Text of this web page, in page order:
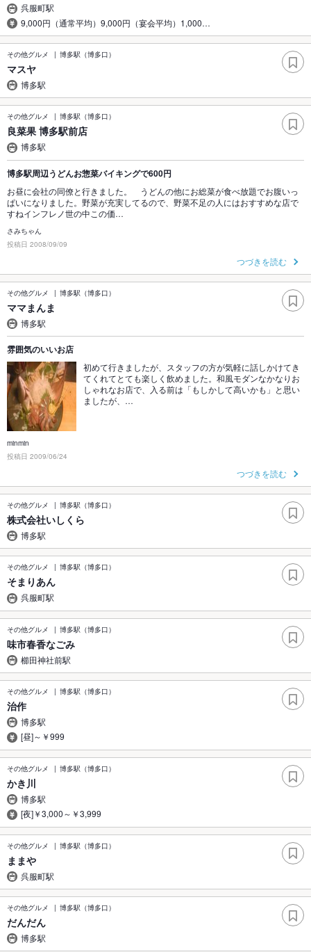
呉服町駅
9,000円（通常平均）9,000円（宴会平均）1,000…
その他グルメ 博多駅（博多口）
マスヤ
博多駅
その他グルメ 博多駅（博多口）
良菜果 博多駅前店
博多駅
博多駅周辺うどんお惣菜バイキングで600円
お昼に会社の同僚と行きました。 うどんの他にお総菜が食べ放題でお腹いっ
ぱいになりました。野菜が充実してるので、野菜不足の人にはおすすめな店で
すねインフレノ世の中この価…
さみちゃん
投稿日 2008/09/09
つづきを読む
その他グルメ 博多駅（博多口）
ママまんま
博多駅
雰囲気のいいお店
初めて行きましたが、スタッフの方が気軽に話しかけてき
てくれてとても楽しく飲めました。和風モダンなかなりお
しゃれなお店で、入る前は「もしかして高いかも」と思い
ましたが、…
minmin
投稿日 2009/06/24
つづきを読む
その他グルメ 博多駅（博多口）
株式会社いしくら
博多駅
その他グルメ 博多駅（博多口）
そまりあん
呉服町駅
その他グルメ 博多駅（博多口）
味市春香なごみ
櫛田神社前駅
その他グルメ 博多駅（博多口）
治作
博多駅
[昼]～￥999
その他グルメ 博多駅（博多口）
かき川
博多駅
[夜]￥3,000～￥3,999
その他グルメ 博多駅（博多口）
ままや
呉服町駅
その他グルメ 博多駅（博多口）
だんだん
博多駅